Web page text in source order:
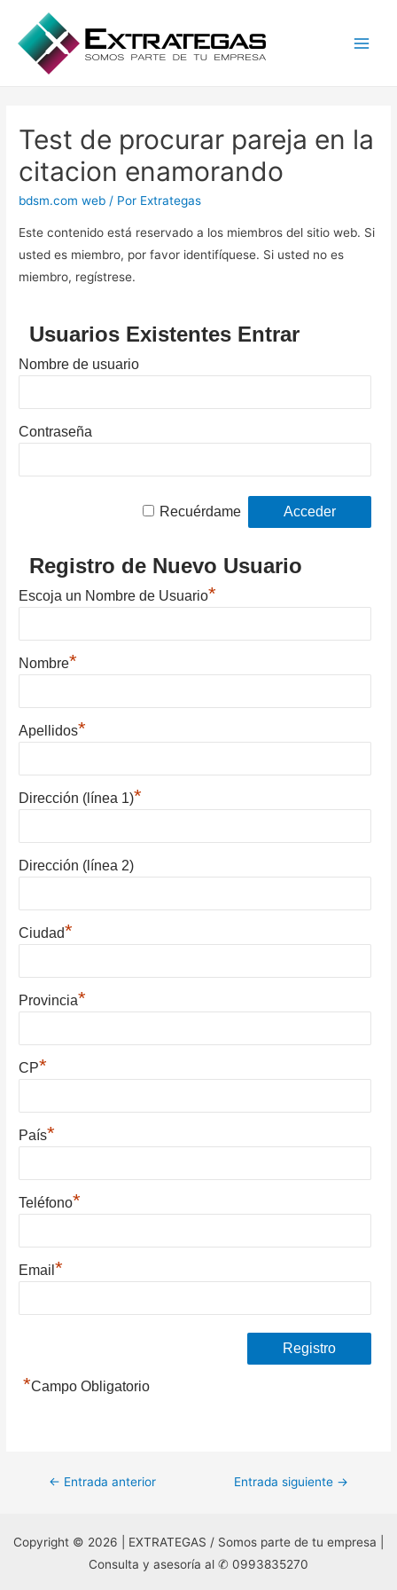
Test de procurar pareja en la
citacion enamorando
bdsm.com web / Por Extrategas
Este contenido está reservado a los miembros del sitio web. Si
usted es miembro, por favor identifíquese. Si usted no es
miembro, regístrese.
Usuarios Existentes Entrar
Nombre de usuario
Contraseña
Recuérdame
Registro de Nuevo Usuario
Escoja un Nombre de Usuario*
Nombre*
Apellidos*
Dirección (línea 1)*
Dirección (línea 2)
Ciudad*
Provincia*
CP*
País*
Teléfono*
Email*
*Campo Obligatorio
Navegación
entradas
← Entrada anterior Entrada siguiente →
Copyright © 2026 | EXTRATEGAS / Somos parte de tu empresa |
Consulta y asesoría al ✆ 0993835270